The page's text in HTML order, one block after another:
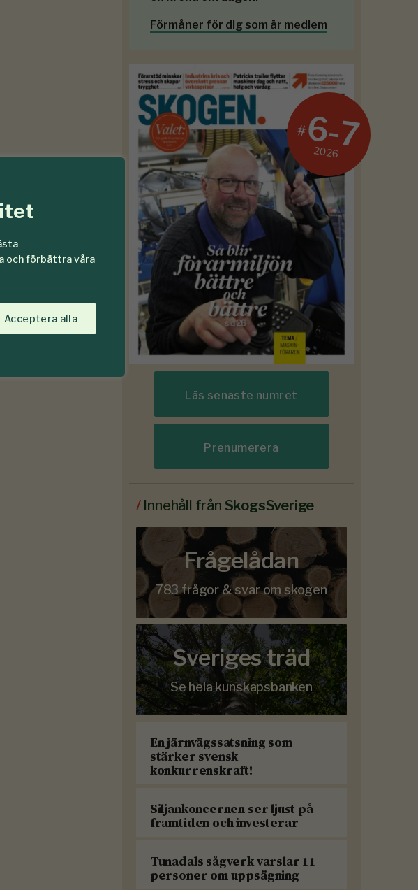
och förbättra våra
Acceptera alla
Förmåner för dig som är medlem
#6-7
2026
Läs senaste numret
Prenumerera
/ Innehåll från SkogsSverige
Frågelådan
783 frågor & svar om skogen
Sveriges träd
Se hela kunskapsbanken
En järnvägssatsning som
stärker svensk
konkurrenskraft!
Siljankoncernen ser ljust på
framtiden och investerar
Tunadals sågverk varslar 11
personer om uppsägning